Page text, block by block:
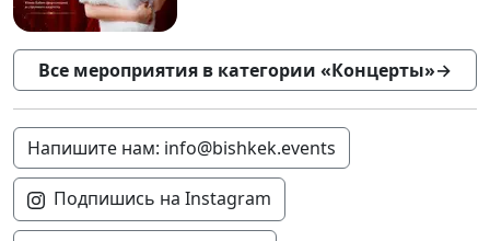
Все мероприятия в категории «Концерты»→
Напишите нам: info@bishkek.events
Подпишись на Instagram